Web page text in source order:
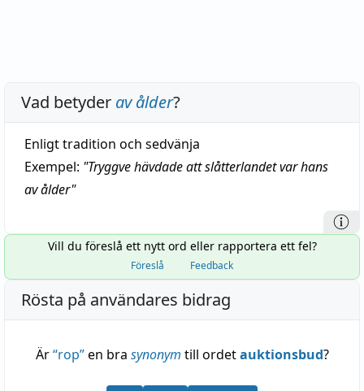
Vad betyder av ålder?
Enligt tradition och sedvänja
Exempel: "Tryggve hävdade att slåtterlandet var hans
av ålder"
Vill du föreslå ett nytt ord eller rapportera ett fel?
Föreslå Feedback
Rösta på användares bidrag
Är“rop”en bra synonym till ordetauktionsbud?